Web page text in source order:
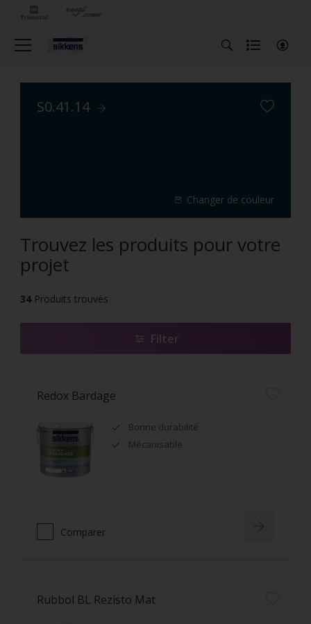
S0.41.14
Changer de couleur
Trouvez les produits pour votre
projet
34 Produits trouvés
Filter
Redox Bardage
Bonne durabilité
Mécanisable
Comparer
Rubbol BL Rezisto Mat